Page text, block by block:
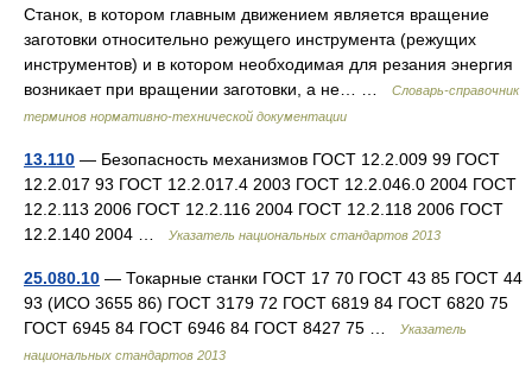
Станок, в котором главным движением является вращение
заготовки относительно режущего инструмента (режущих
инструментов) и в котором необходимая для резания энергия
возникает при вращении заготовки, а не… …
Словарь-справочник
терминов нормативно-технической документации
13.110 — Безопасность механизмов ГОСТ 12.2.009 99 ГОСТ
12.2.017 93 ГОСТ 12.2.017.4 2003 ГОСТ 12.2.046.0 2004 ГОСТ
12.2.113 2006 ГОСТ 12.2.116 2004 ГОСТ 12.2.118 2006 ГОСТ
12.2.140 2004 …
Указатель национальных стандартов 2013
25.080.10 — Токарные станки ГОСТ 17 70 ГОСТ 43 85 ГОСТ 44
93 (ИСО 3655 86) ГОСТ 3179 72 ГОСТ 6819 84 ГОСТ 6820 75
ГОСТ 6945 84 ГОСТ 6946 84 ГОСТ 8427 75 …
Указатель
национальных стандартов 2013